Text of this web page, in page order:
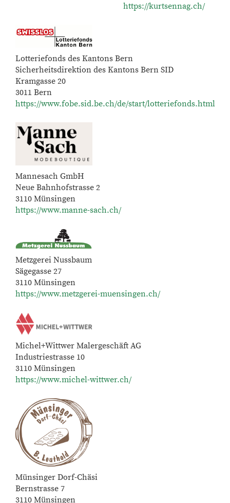
https://kurtsennag.ch/
Lotteriefonds des Kantons Bern
Sicherheitsdirektion des Kantons Bern SID
Kramgasse 20
3011 Bern
https://www.fobe.sid.be.ch/de/start/lotteriefonds.html
Mannesach GmbH
Neue Bahnhofstrasse 2
3110 Münsingen
https://www.manne-sach.ch/
Metzgerei Nussbaum
Sägegasse 27
3110 Münsingen
https://www.metzgerei-muensingen.ch/
Michel+Wittwer Malergeschäft AG
Industriestrasse 10
3110 Münsingen
https://www.michel-wittwer.ch/
Münsinger Dorf-Chäsi
Bernstrasse 7
3110 Münsingen